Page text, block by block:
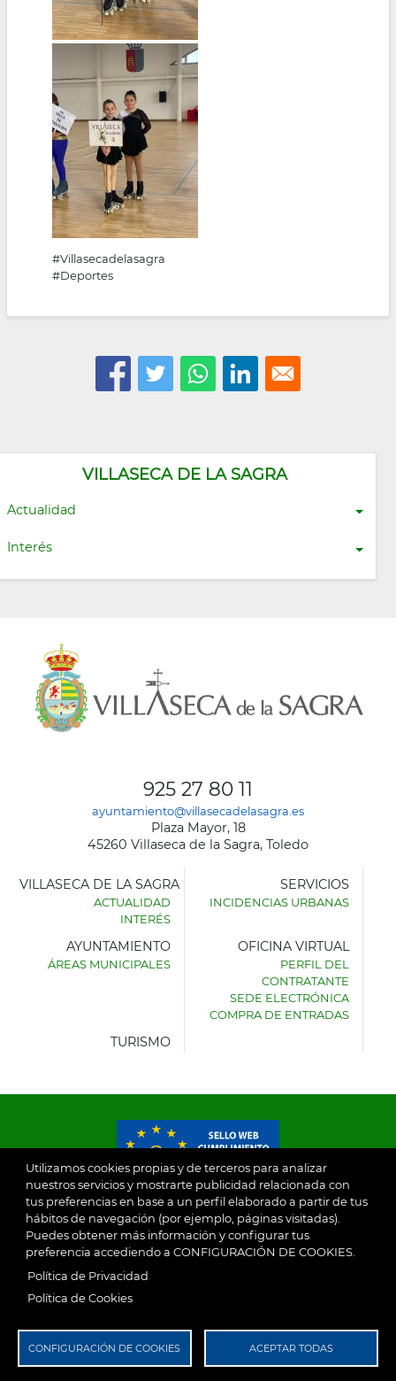
VILLASECA DE LA SAGRA
Actualidad
Interés
#Villasecadelasagra
#Deportes
Utilizamos cookies propias y de terceros para analizar
nuestros servicios y mostrarte publicidad relacionada con
tus preferencias en base a un perfil elaborado a partir de tus
hábitos de navegación (por ejemplo, páginas visitadas).
Puedes obtener más información y configurar tus
preferencia accediendo a CONFIGURACIÓN DE COOKIES.
Política de Privacidad
Política de Cookies
CONFIGURACIÓN DE COOKIES ACEPTAR TODAS
925 27 80 11
ayuntamiento@villasecadelasagra.es
Plaza Mayor, 18
45260 Villaseca de la Sagra, Toledo
AYUNTAMIENTO
VILLASECA DE LA SAGRA
ACTUALIDAD
INTERÉS
SERVICIOS
INCIDENCIAS URBANAS
AYUNTAMIENTO
ÁREAS MUNICIPALES
OFICINA VIRTUAL
PERFIL DEL
CONTRATANTE
SEDE ELECTRÓNICA
COMPRA DE ENTRADAS
TURISMO
© 2026
Ayuntamiento de Villaseca de la Sagra Aviso Legal